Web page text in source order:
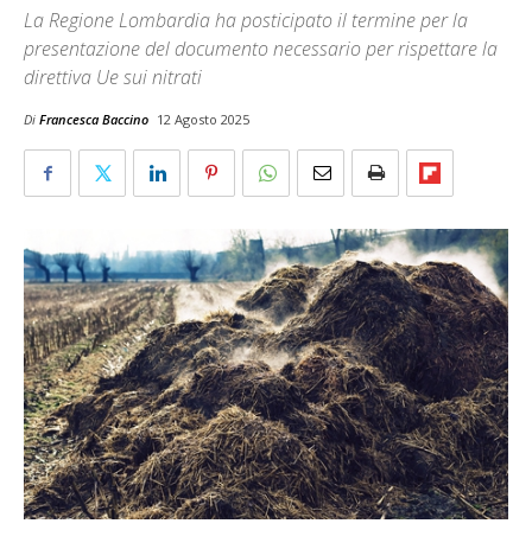
La Regione Lombardia ha posticipato il termine per la
presentazione del documento necessario per rispettare la
direttiva Ue sui nitrati
Di Francesca Baccino 12 Agosto 2025